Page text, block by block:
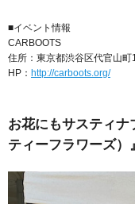
■イベント情報
CARBOOTS
住所：東京都渋谷区代官山
HP： http://carboots.org/
お花にもサスティナ
ティーフラワーズ）』